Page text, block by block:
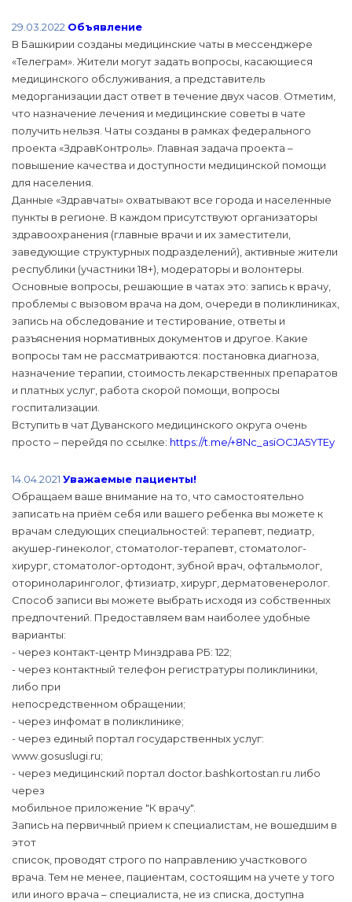
29.03.2022 Объявление
В Башкирии созданы медицинские чаты в мессенджере
«Телеграм». Жители могут задать вопросы, касающиеся
медицинского обслуживания, а представитель
медорганизации даст ответ в течение двух часов. Отметим,
что назначение лечения и медицинские советы в чате
получить нельзя. Чаты созданы в рамках федерального
проекта «ЗдравКонтроль». Главная задача проекта –
повышение качества и доступности медицинской помощи
для населения.
Данные «Здравчаты» охватывают все города и населенные
пункты в регионе. В каждом присутствуют организаторы
здравоохранения (главные врачи и их заместители,
заведующие структурных подразделений), активные жители
республики (участники 18+), модераторы и волонтеры.
Основные вопросы, решающие в чатах это: запись к врачу,
проблемы с вызовом врача на дом, очереди в поликлиниках,
запись на обследование и тестирование, ответы и
разъяснения нормативных документов и другое. Какие
вопросы там не рассматриваются: постановка диагноза,
назначение терапии, стоимость лекарственных препаратов
и платных услуг, работа скорой помощи, вопросы
госпитализации.
Вступить в чат Дуванского медицинского округа очень
просто – перейдя по ссылке: https://t.me/+8Nc_asiOCJA5YTEy
14.04.2021 Уважаемые пациенты!
Обращаем ваше внимание на то, что самостоятельно
записать на приём себя или вашего ребенка вы можете к
врачам следующих специальностей: терапевт, педиатр,
акушер-гинеколог, стоматолог-терапевт, стоматолог-
хирург, стоматолог-ортодонт, зубной врач, офтальмолог,
оториноларинголог, фтизиатр, хирург, дерматовенеролог.
Способ записи вы можете выбрать исходя из собственных
предпочтений. Предоставляем вам наиболее удобные
варианты:
- через контакт-центр Минздрава РБ: 122;
- через контактный телефон регистратуры поликлиники,
либо при
непосредственном обращении;
- через инфомат в поликлинике;
- через единый портал государственных услуг:
www.gosuslugi.ru;
- через медицинский портал doctor.bashkortostan.ru либо
через
мобильное приложение "К врачу".
Запись на первичный прием к специалистам, не вошедшим в
этот
список, проводят строго по направлению участкового
врача. Тем не менее, пациентам, состоящим на учете у того
или иного врача – специалиста, не из списка, доступна